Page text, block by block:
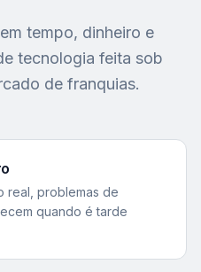
tempo, dinheiro e
tecnologia feita sob
de franquias.
real, problemas de
quando é tarde